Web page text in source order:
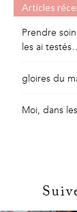
Articles
Prendre
les ai
gloires du
Moi, dans